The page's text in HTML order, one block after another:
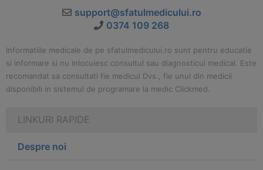
support@sfatulmedicului.ro
0374 109 268
Informatiile medicale de pe sfatulmedicului.ro sunt pentru educatie
si informare si nu inlocuiesc consultul sau diagnosticul medical. Este
recomandat sa consultati fie medicul Dvs., fie unul din medicii
disponibili in sistemul de programare la medic Clickmed.
LINKURI RAPIDE
Despre noi